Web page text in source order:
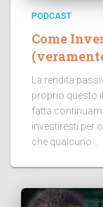
PODCAST
Come
La rendita
proprio questo
fatta
investiresti per
che qualcuno...